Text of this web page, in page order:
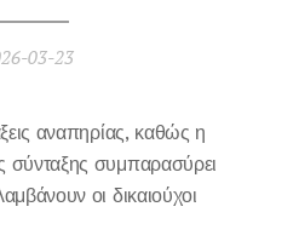
03-23
αναπηρίας, καθώς η
σύνταξης συμπαρασύρει
οι δικαιούχοι